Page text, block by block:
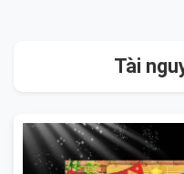
Tài